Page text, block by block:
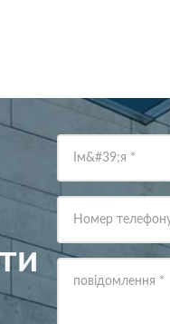
Ім&#39;я *
Номер
повідомлення *